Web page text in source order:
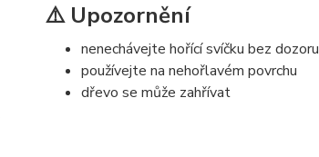
⚠️ Upozornění
nenechávejte hořící svíčku bez dozoru
používejte na nehořlavém povrchu
dřevo se může zahřívat